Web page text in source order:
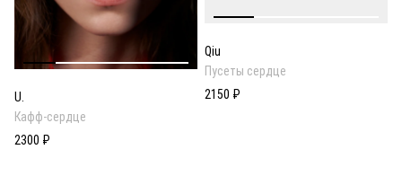
U.
Кафф-сердце
2300 ₽
Qiu
Пусеты сердце
2150 ₽